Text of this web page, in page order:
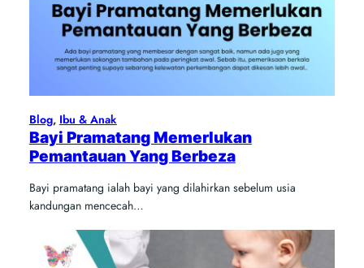
Blog, Ibu & Anak
Bayi Pramatang Memerlukan
Pemantauan Yang Berbeza
Bayi pramatang ialah bayi yang dilahirkan sebelum usia
kandungan mencecah…